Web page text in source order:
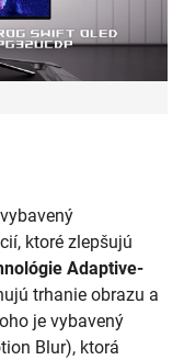
ktoré zlepšujú
Adaptive-
trhanie obrazu a
je vybavený
Blur), ktorá